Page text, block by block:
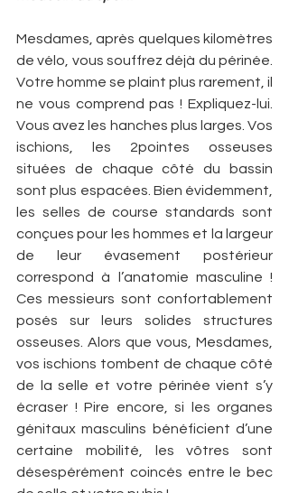
Mesdames, après quelques kilomètres
de vélo, vous souffrez déjà du périnée.
Votre homme se plaint plus rarement, il
ne vous comprend pas ! Expliquez-lui.
Vous avez les hanches plus larges. Vos
ischions, les 2­pointes osseuses
situées de chaque côté du bassin
sont plus espacées. Bien évidemment,
les selles de course standards sont
conçues pour les hommes et la largeur
de leur évasement postérieur
correspond à l’anatomie masculine !
Ces messieurs sont confortablement
posés sur leurs solides structures
osseuses. Alors que vous, Mesdames,
vos ischions tombent de chaque côté
de la selle et votre périnée vient s’y
écraser­ ! Pire encore, si les organes
génitaux masculins bénéficient d’une
certaine mobilité, les vôtres sont
désespérément coincés entre le bec